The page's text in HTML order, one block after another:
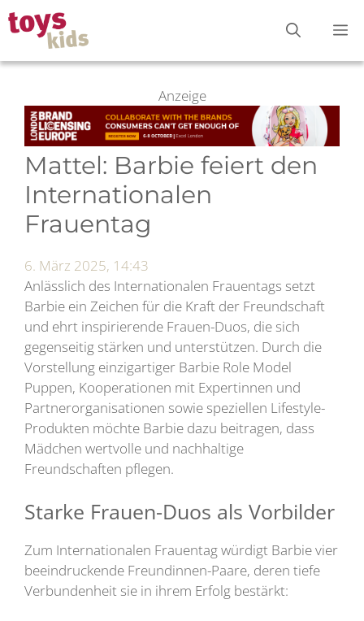
Zum
Inhalt
springen
Anzeige
Mattel: Barbie feiert den
Internationalen
Frauentag
6. März 2025, 14:43
Anlässlich des Internationalen Frauentags setzt
Barbie ein Zeichen für die Kraft der Freundschaft
und ehrt inspirierende Frauen-Duos, die sich
gegenseitig stärken und unterstützen. Durch die
Vorstellung einzigartiger Barbie Role Model
Puppen, Kooperationen mit Expertinnen und
Partnerorganisationen sowie speziellen Lifestyle-
Produkten möchte Barbie dazu beitragen, dass
Mädchen wertvolle und nachhaltige
Freundschaften pflegen.
Starke Frauen-Duos als Vorbilder
Zum Internationalen Frauentag würdigt Barbie vier
beeindruckende Freundinnen-Paare, deren tiefe
Verbundenheit sie in ihrem Erfolg bestärkt: